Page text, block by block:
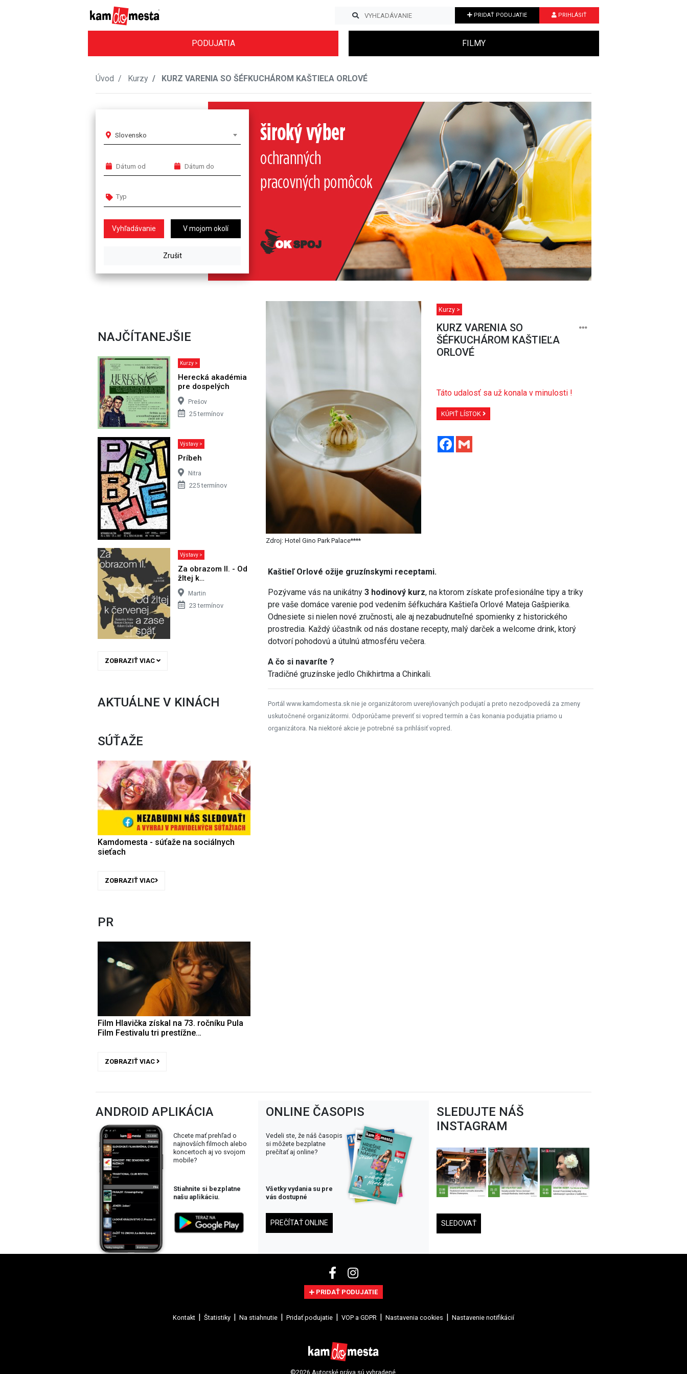
PRIDAŤ PODUJATIE PRIHLÁSIŤ
PODUJATIA FILMY
Úvod Kurzy KURZ VARENIA SO ŠÉFKUCHÁROM KAŠTIEĽA ORLOVÉ
Slovensko
V mojom okolí
Next
NAJČÍTANEJŠIE
Kurzy >
Herecká akadémia
pre dospelých
Prešov
25 termínov
Výstavy >
Príbeh
Nitra
225 termínov
Výstavy >
Za obrazom II. - Od
žltej k…
Martin
23 termínov
ZOBRAZIŤ VIAC
AKTUÁLNE V KINÁCH
SÚŤAŽE
Kamdomesta - súťaže na sociálnych
sieťach
ZOBRAZIŤ VIAC
PR
Film Hlavička získal na 73. ročníku Pula
Film Festivalu tri prestížne…
ZOBRAZIŤ VIAC
Zdroj: Hotel Gino Park Palace****
Kurzy >
KURZ VARENIA SO
ŠÉFKUCHÁROM KAŠTIEĽA
ORLOVÉ
Táto udalosť sa už konala v minulosti !
KÚPIŤ LÍSTOK
Facebook
Kaštieľ Orlové ožije gruzínskymi receptami.
Pozývame vás na unikátny3 hodinový kurz, na ktorom získate profesionálne tipy a triky
pre vaše domáce varenie pod vedením šéfkuchára Kaštieľa Orlové Mateja Gašpierika.
Odnesiete si nielen nové zručnosti, ale aj nezabudnuteľné spomienky z historického
prostredia. Každý účastník od nás dostane recepty, malý darček a welcome drink, ktorý
dotvorí pohodovú a útulnú atmosféru večera.
A čo si navaríte ?
Tradičné gruzínske jedlo Chikhirtma a Chinkali.
Portál www.kamdomesta.sk nie je organizátorom uverejňovaných podujatí a preto nezodpovedá za zmeny
uskutočnené organizátormi. Odporúčame preveriť si vopred termín a čas konania podujatia priamo u
organizátora. Na niektoré akcie je potrebné sa prihlásiť vopred.
ANDROID APLIKÁCIA
Chcete mať prehľad o
najnovších filmoch alebo
koncertoch aj vo svojom
mobile?
Stiahnite si bezplatne
našu aplikáciu.
ONLINE ČASOPIS
Vedeli ste, že náš časopis
si môžete bezplatne
prečítať aj online?
Všetky vydania su pre
vás dostupné
PREČÍTAŤ ONLINE
SLEDUJTE NÁŠ
INSTAGRAM
SLEDOVAŤ
PRIDAŤ PODUJATIE
Kontakt Štatistiky Na stiahnutie Pridať podujatie VOP a GDPR Nastavenia cookies Nastavenie notifikácií
©2026 Autorské práva sú vyhradené.